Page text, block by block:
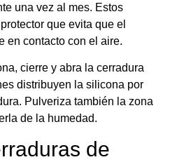
una vez al mes. Estos
que evita que el
en contacto con el aire.
cierre y abra la cerradura
distribuyen la silicona por
Pulveriza también la zona
de la humedad.
de